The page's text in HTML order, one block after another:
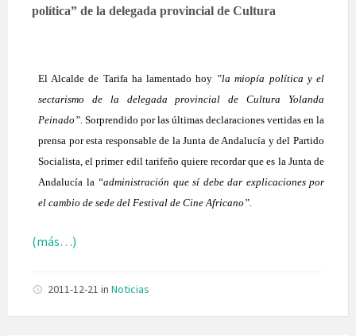
política” de la delegada provincial de Cultura
El Alcalde de Tarifa ha lamentado hoy ”la miopía política y el
sectarismo de la delegada provincial de Cultura Yolanda
Peinado” . Sorprendido por las últimas declaraciones vertidas en la
prensa por esta responsable de la Junta de Andalucía y del Partido
Socialista, el primer edil tarifeño quiere recordar que es la Junta de
Andalucía la “administración que sí debe dar explicaciones por
el cambio de sede del Festival de Cine Africano”.
(más…)
2011-12-21 in Noticias